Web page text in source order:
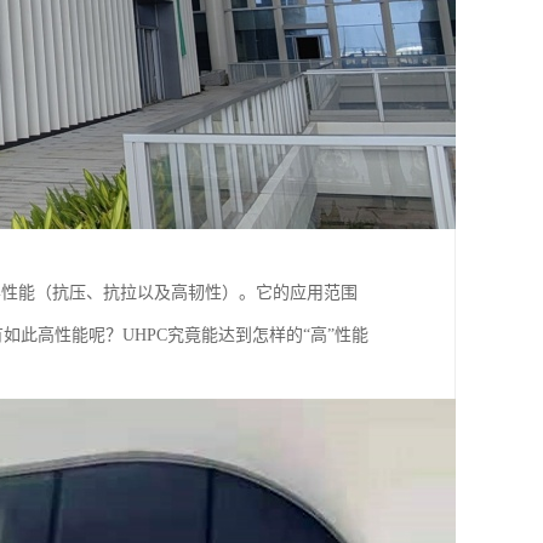
能（抗压、抗拉以及高韧性）。它的应用范围
此高性能呢？UHPC究竟能达到怎样的“高”性能